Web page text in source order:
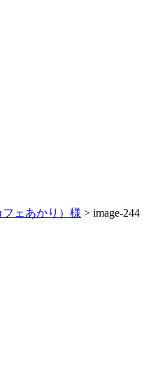
フェあかり）様 > image-244